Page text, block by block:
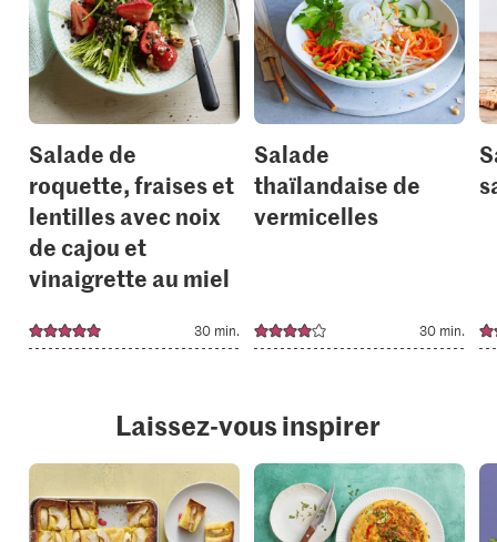
it
to
your
collections.
Salade de
roquette, fraises et
lentilles avec noix
de cajou et
vinaigrette au miel
30 min.
it
to
your
Salade
thaïlandaise de
vermicelles
30 min.
Laissez-vous inspirer